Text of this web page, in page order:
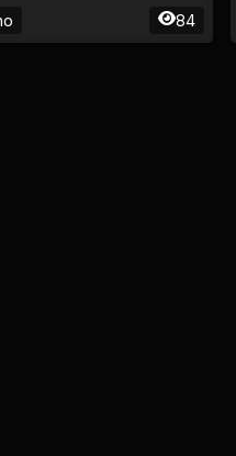
84